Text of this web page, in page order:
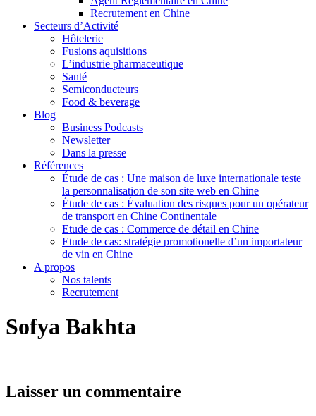
Recrutement en Chine
Secteurs d’Activité
Hôtelerie
Fusions aquisitions
L’industrie pharmaceutique
Santé
Semiconducteurs
Food & beverage
Blog
Business Podcasts
Newsletter
Dans la presse
Références
Étude de cas : Une maison de luxe internationale teste
la personnalisation de son site web en Chine
Étude de cas : Évaluation des risques pour un opérateur
de transport en Chine Continentale
Etude de cas : Commerce de détail en Chine
Etude de cas: stratégie promotionelle d’un importateur
de vin en Chine
A propos
Nos talents
Recrutement
Sofya Bakhta
Laisser un commentaire